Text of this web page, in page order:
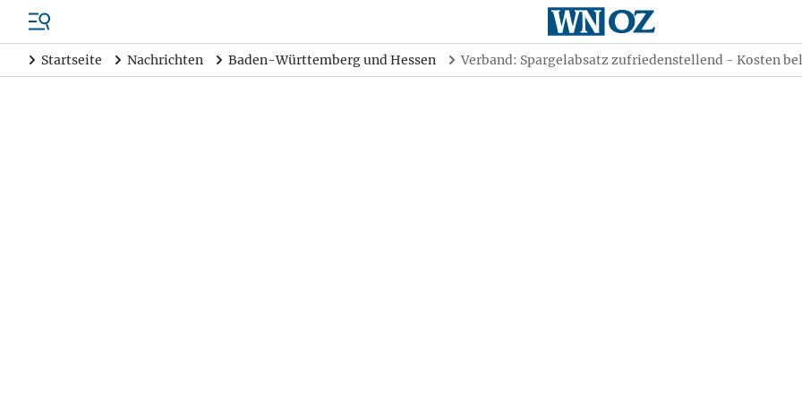
Startseite Nachrichten Baden-Württemberg und Hessen Verband: Spargelabsatz zufriedenstellend - Kosten